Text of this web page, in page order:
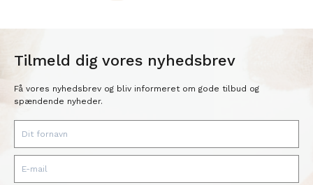
Tilmeld dig vores nyhedsbrev
Få vores nyhedsbrev og bliv informeret om gode tilbud og
spændende nyheder.